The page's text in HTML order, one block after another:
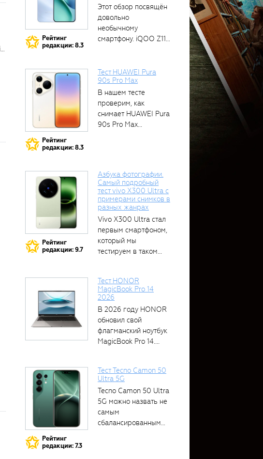
Компания Acer представила в России обновленную линейку 2-в-1 Aspire Switch
Рейтинг
редакции: 8.3
Этот обзор посвящён
довольно
необычному
смартфону. iQOO Z11
Рейтинг
редакции: 8.3
Тест HUAWEI Pura
90s Pro Max
В нашем тесте
проверим, как
снимает HUAWEI Pura
90s Pro Max...
Рейтинг
редакции: 9.7
Азбука фотографии.
Самый подробный
тест vivo X300 Ultra с
примерами снимков в
разных жанрах
Vivo X300 Ultra стал
первым смартфоном,
который мы
тестируем в таком...
Тест HONOR
MagicBook Pro 14
2026
В 2026 году HONOR
обновил свой
флагманский ноутбук
MagicBook Pro 14....
Рейтинг
редакции: 7.3
Тест Tecno Camon 50
Ultra 5G
Tecno Camon 50 Ultra
5G можно назвать не
самым
сбалансированным